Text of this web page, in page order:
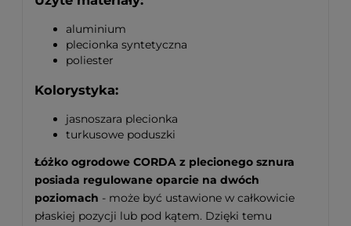
aluminium
plecionka syntetyczna
poliester
Kolorystyka:
jasnoszara plecionka
turkusowe poduszki
Łóżko ogrodowe CORDA z plecionego sznura
posiada regulowane oparcie na dwóch
poziomach - może być ustawione w całkowicie
płaskiej pozycji lub pod kątem. Dzięki temu